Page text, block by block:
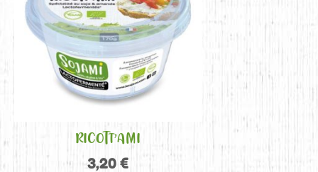
RICOTT’AMI
3,20 €